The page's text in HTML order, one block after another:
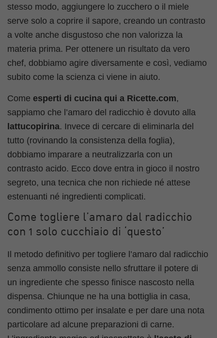
stesso modo, aggiungere lo zucchero o il miele
serve solo a coprire il sapore, creando un contrasto
a volte anche disgustoso che non valorizza la
materia prima. Per ottenere un risultato da vero
chef, dobbiamo agire diversamente e così, vediamo
subito come la scienza ci viene in aiuto.
Come esperti di cucina qui a Ricette.com,
sappiamo che l’amaro del radicchio è dovuto alla
lattucopirina. Invece di cercare di eliminarla del
tutto (rovinando la consistenza della foglia),
dobbiamo imparare a neutralizzarla con un
contrasto acido. Ecco dove entra in gioco il nostro
segreto, una tecnica che non richiede né attese
estenuanti né ingredienti complicati.
Come togliere l’amaro dal radicchio
con 1 solo cucchiaio di ‘questo’
Il metodo definitivo per togliere l’amaro dal radicchio
senza ammollo consiste nello sfruttare il potere di
un ingrediente che spesso finisce nascosto nella
dispensa. Chiunque ne ha una bottiglia in casa,
condimento ottimo per insalate e per dare una nota
particolare ad alcune preparazioni di carne.